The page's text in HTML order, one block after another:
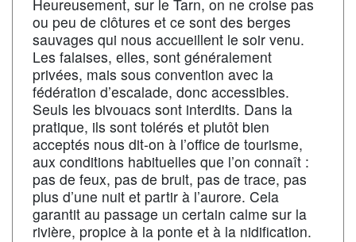
Heureusement, sur le Tarn, on ne croise pas
ou peu de clôtures et ce sont des berges
sauvages qui nous accueillent le soir venu.
Les falaises, elles, sont généralement
privées, mais sous convention avec la
fédération d’escalade, donc accessibles.
Seuls les bivouacs sont interdits. Dans la
pratique, ils sont tolérés et plutôt bien
acceptés nous dit-on à l’office de tourisme,
aux conditions habituelles que l’on connaît :
pas de feux, pas de bruit, pas de trace, pas
plus d’une nuit et partir à l’aurore. Cela
garantit au passage un certain calme sur la
rivière, propice à la ponte et à la nidification.